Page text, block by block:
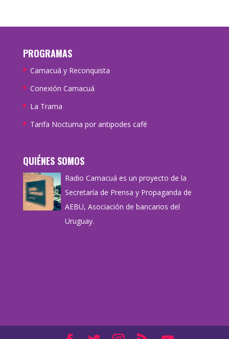
PROGRAMAS
Camacuá y Reconquista
Conexión Camacuá
La Trama
Tarifa Nocturna por antipodes café
QUIÉNES SOMOS
Radio Camacuá es un proyecto de la
Secretaría de Prensa y Propaganda de
AEBU, Asociación de bancarios del
Uruguay.